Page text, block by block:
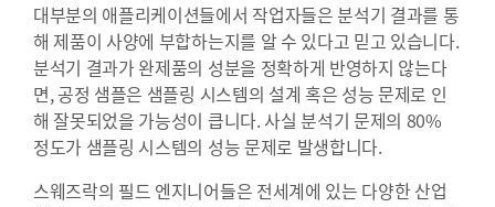
대부분의 애플리케이션들에서 작업자들은 분석기 결과를 통
해 제품이 사양에 부합하는지를 알 수 있다고 믿고 있습니다.
분석기 결과가 완제품의 성분을 정확하게 반영하지 않는다
면, 공정 샘플은 샘플링 시스템의 설계 혹은 성능 문제로 인
해 잘못되었을 가능성이 큽니다. 사실 분석기 문제의 80%
정도가 샘플링 시스템의 성능 문제로 발생합니다.
스웨즈락의 필드 엔지니어들은 전세계에 있는 다양한 산업